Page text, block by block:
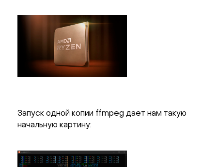
Запуск одной копии ffmpeg дает нам такую
начальную картину: